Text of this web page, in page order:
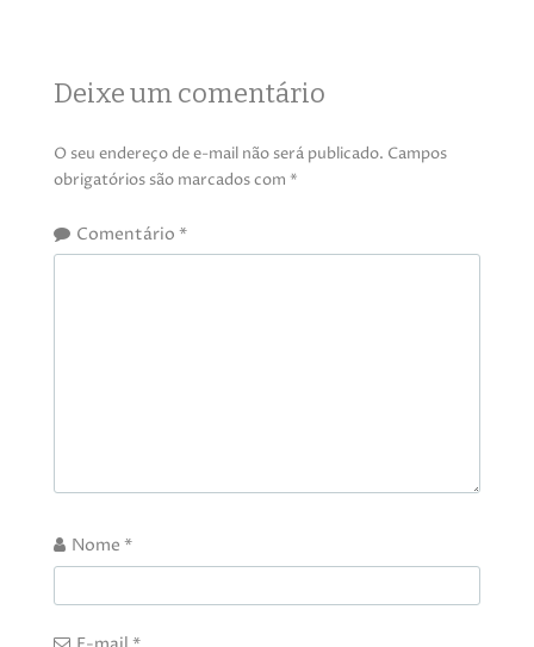
Deixe um comentário
O seu endereço de e-mail não será publicado. Campos
obrigatórios são marcados com *
Comentário *
Nome *